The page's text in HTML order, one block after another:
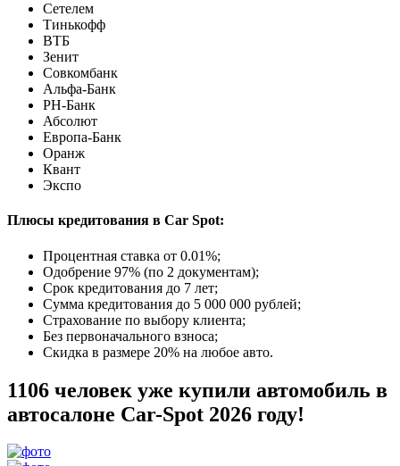
Сетелем
Тинькофф
ВТБ
Зенит
Совкомбанк
Альфа-Банк
РН-Банк
Абсолют
Европа-Банк
Оранж
Квант
Экспо
Плюсы кредитования в Car Spot:
Процентная ставка от 0.01%;
Одобрение 97% (по 2 документам);
Срок кредитования до 7 лет;
Сумма кредитования до 5 000 000 рублей;
Страхование по выбору клиента;
Без первоначального взноса;
Скидка в размере 20% на любое авто.
1106 человек уже купили автомобиль в
автосалоне Car-Spot 2026 году!